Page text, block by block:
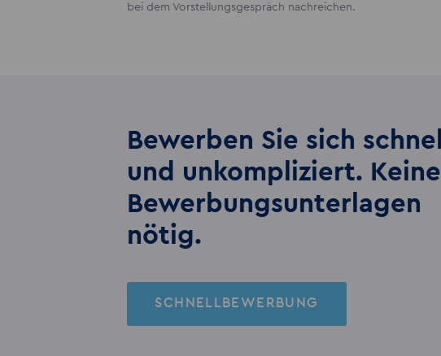
bei dem Vorstellungsgespräch nachreichen.
Bewerben Sie sich schnell
und unkompliziert. Keine
Bewerbungs­unterlagen
nötig.
SCHNELLBEWERBUNG